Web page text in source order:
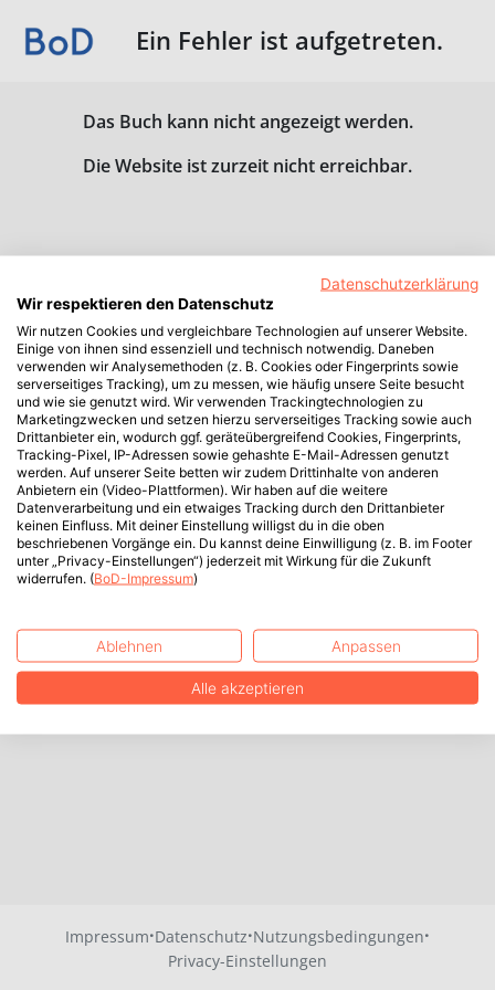
Ein Fehler ist aufgetreten.
Das Buch kann nicht angezeigt werden.
Die Website ist zurzeit nicht erreichbar.
Impressum·Datenschutz·Nutzungsbedingungen·
Privacy-Einstellungen
Datenschutzerklärung
Wir respektieren den Datenschutz
Wir nutzen Cookies und vergleichbare Technologien auf unserer Website.
Einige von ihnen sind essenziell und technisch notwendig. Daneben
verwenden wir Analysemethoden (z. B. Cookies oder Fingerprints sowie
serverseitiges Tracking), um zu messen, wie häufig unsere Seite besucht
und wie sie genutzt wird. Wir verwenden Trackingtechnologien zu
Marketingzwecken und setzen hierzu serverseitiges Tracking sowie auch
Drittanbieter ein, wodurch ggf. geräteübergreifend Cookies, Fingerprints,
Tracking-Pixel, IP-Adressen sowie gehashte E-Mail-Adressen genutzt
werden. Auf unserer Seite betten wir zudem Drittinhalte von anderen
Anbietern ein (Video-Plattformen). Wir haben auf die weitere
Datenverarbeitung und ein etwaiges Tracking durch den Drittanbieter
keinen Einfluss. Mit deiner Einstellung willigst du in die oben
beschriebenen Vorgänge ein. Du kannst deine Einwilligung (z. B. im Footer
unter „Privacy-Einstellungen“) jederzeit mit Wirkung für die Zukunft
widerrufen. (BoD-Impressum)
Ablehnen Anpassen
Alle akzeptieren